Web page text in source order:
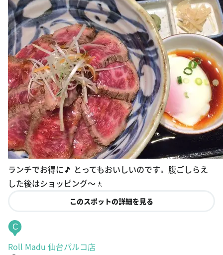
ランチでお得に🎵 とってもおいしいのです。 腹ごしらえ
した後はショッピング〜🚶
このスポットの詳細を見る
C
Roll Madu 仙台パルコ店